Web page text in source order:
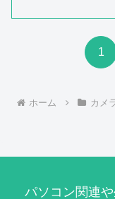
1
ホーム カメ
パソコン関連